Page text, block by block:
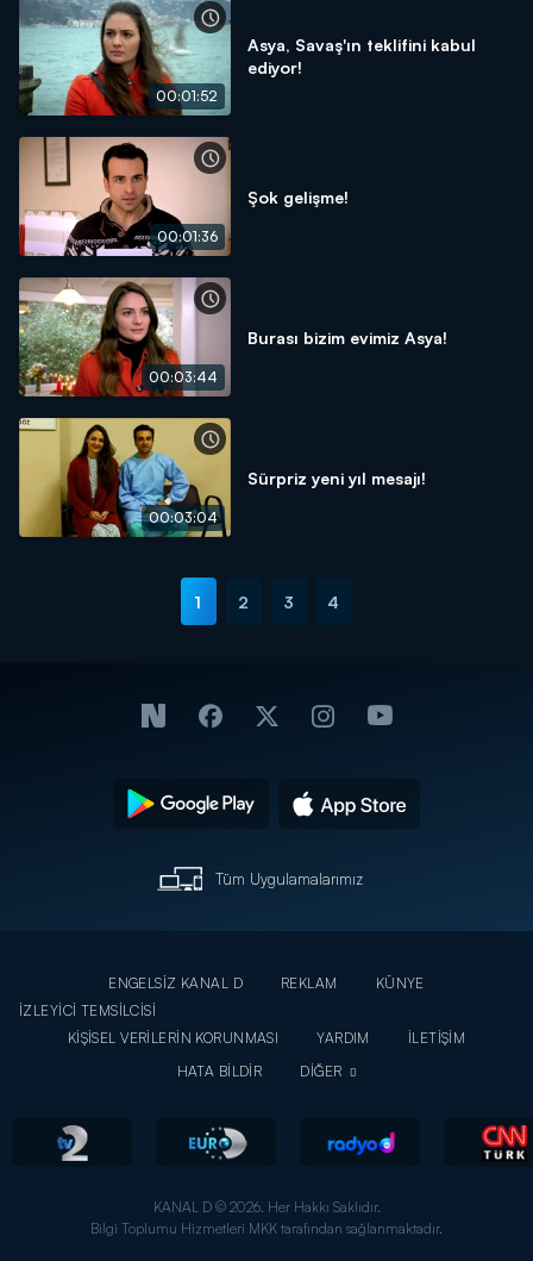
00:01:52
Asya, Savaş'ın teklifini kabul
ediyor!
00:01:36
Şok gelişme!
00:03:44
Burası bizim evimiz Asya!
00:03:04
Sürpriz yeni yıl mesajı!
1 2 3 4
Tüm Uygulamalarımız
ENGELSİZ KANAL D REKLAM
KÜNYE
İZLEYİCİ TEMSİLCİSİ
KİŞİSEL VERİLERİN KORUNMASI
YARDIM
İLETİŞİM
HATA BİLDİR
DİĞER
KANAL D © 2026. Her Hakkı Saklıdır.
Bilgi Toplumu Hizmetleri MKK tarafından sağlanmaktadır.